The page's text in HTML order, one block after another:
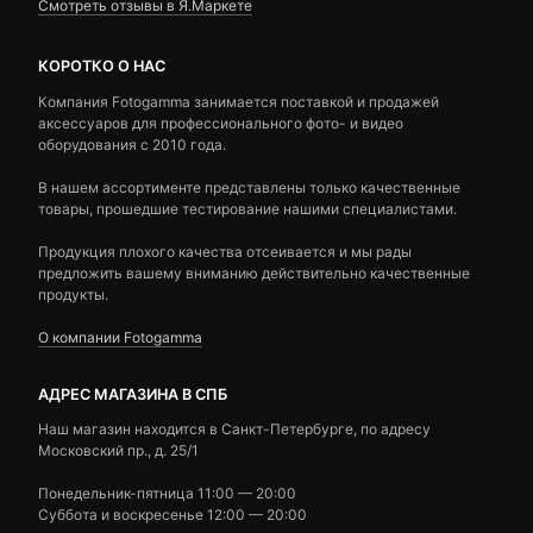
Смотреть отзывы в Я.Маркете
КОРОТКО О НАС
Компания Fotogamma занимается поставкой и продажей
аксессуаров для профессионального фото- и видео
оборудования с 2010 года.
В нашем ассортименте представлены только качественные
товары, прошедшие тестирование нашими специалистами.
Продукция плохого качества отсеивается и мы рады
предложить вашему вниманию действительно качественные
продукты.
О компании Fotogamma
АДРЕС МАГАЗИНА В СПБ
Наш магазин находится в Санкт-Петербурге, по адресу
Московский пр., д. 25/1
Понедельник-пятница 11:00 — 20:00
Суббота и воскресенье 12:00 — 20:00